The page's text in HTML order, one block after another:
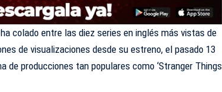
colado entre las diez series en inglés más vistas de
de visualizaciones desde su estreno, el pasado 13
de producciones tan populares como ‘Stranger Things